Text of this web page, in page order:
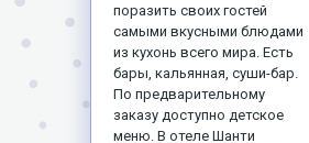
поразить своих гостей
самыми вкусными блюдами
из кухонь всего мира. Есть
бары, кальянная, суши-бар.
По предварительному
заказу доступно детское
меню. В отеле Шанти